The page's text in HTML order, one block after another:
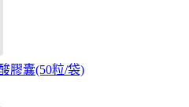
膠囊(50粒/袋)